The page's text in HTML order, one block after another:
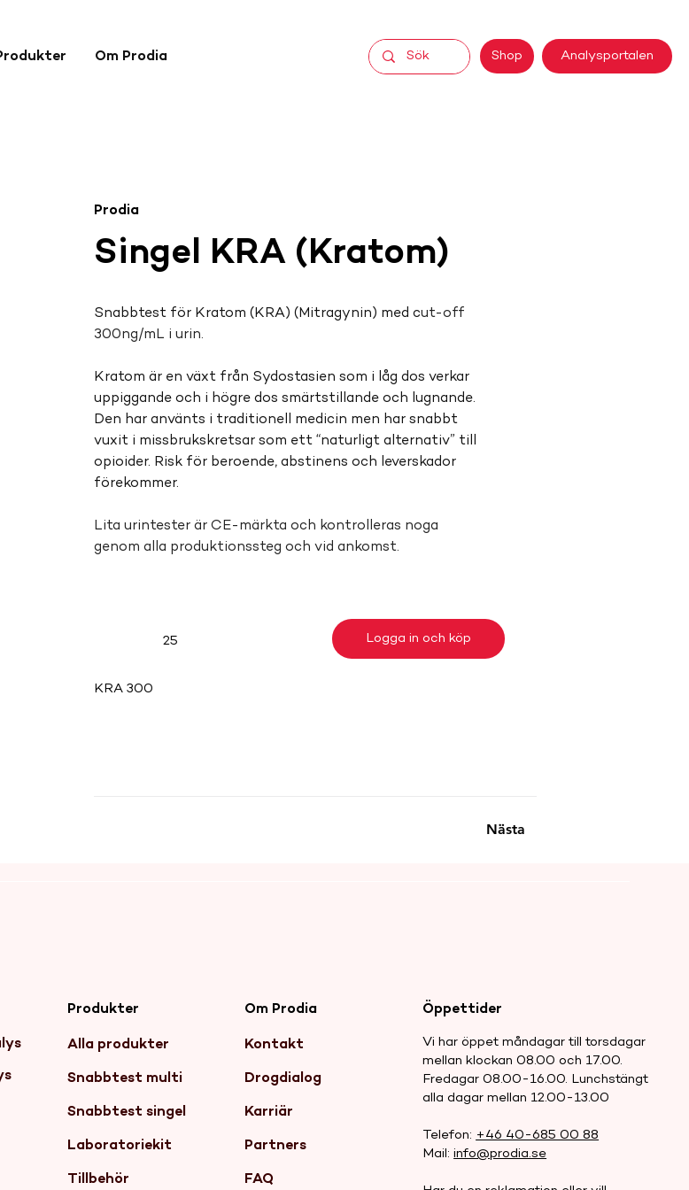
Om Prodia Shop Analysportalen
Singel KRA (Kratom)
Prodia
Snabbtest för Kratom (KRA) (Mitragynin) med cut-off
300ng/mL i urin.
Kratom är en växt från Sydostasien som i låg dos verkar
uppiggande och i högre dos smärtstillande och lugnande.
Den har använts i traditionell medicin men har snabbt
vuxit i missbrukskretsar som ett “naturligt alternativ” till
opioider. Risk för beroende, abstinens och leverskador
förekommer.
Lita urintester är CE-märkta och kontrolleras noga
genom alla produktionssteg och vid ankomst.
KRA 300
25 Logga in och köp
Nästa
Om Prodia
Kontakt
Drogdialog
Karriär
Partners
FAQ
Produkter
Alla produkter
Snabbtest multi
Snabbtest singel
Laboratoriekit
Tillbehör
Öppettider
Vi har öppet måndagar till torsdagar
mellan klockan 08.00 och 17.00.
Fredagar 08.00-16.00. Lunchstängt
alla dagar mellan 12.00-13.00
Telefon: +46 40-685 00 88
Mail:info@prodia.se